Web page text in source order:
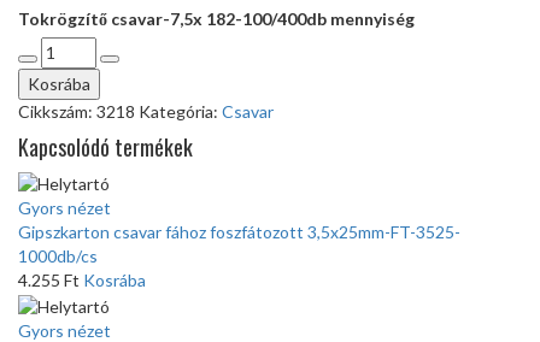
Tokrögzítő csavar-7,5x 182-100/400db mennyiség
Kosrába
Cikkszám: 3218 Kategória: Csavar
Kapcsolódó termékek
Gyors nézet
Gipszkarton csavar fához foszfátozott 3,5x25mm-FT-3525-
1000db/cs
4.255 Ft Kosrába
Gyors nézet